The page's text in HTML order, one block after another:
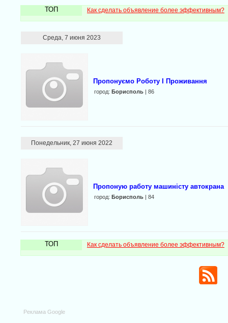
ТОП Как сделать объявление более эффективным?
Среда, 7 июня 2023
Пропонуємо Роботу І Проживання
город: Борисполь| 86
Понедельник, 27 июня 2022
Пропоную работу машиністу автокрана
город: Борисполь| 84
ТОП Как сделать объявление более эффективным?
Реклама Google